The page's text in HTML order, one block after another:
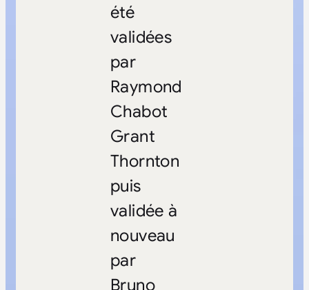
été
validées
par
Raymond
Chabot
Grant
Thornton
puis
validée à
nouveau
par
Bruno